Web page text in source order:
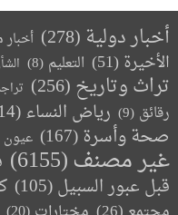
أخبار دولية (278) أخبار
الأخيرة (51) التعليم (8)
تراث وتاريخ(256)
رقائق (9) رياض النساء(114)
صحة وأسرة(167) عيون
غير مصنف(6155)
قبل عبور السبيل(105)